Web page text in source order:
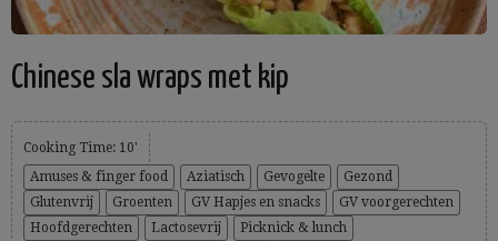
Chinese sla wraps met kip
Cooking Time: 10'
Amuses & finger food
Aziatisch Gevogelte
Gezond
Glutenvrij
Groenten GV Hapjes en snacks
GV voorgerechten
Hoofdgerechten
Lactosevrij
Picknick & lunch